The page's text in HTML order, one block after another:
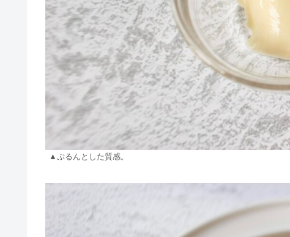
▲ぷるんとした質感。